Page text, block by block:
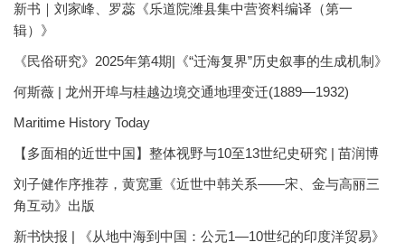
新书｜刘家峰、罗蕊《乐道院潍县集中营资料编译（第一
辑）》
《民俗研究》2025年第4期|《“迁海复界”历史叙事的生成机制》
何斯薇 | 龙州开埠与桂越边境交通地理变迁(1889—1932)
Maritime History Today
【多面相的近世中国】整体视野与10至13世纪史研究 | 苗润博
刘子健作序推荐，黄宽重《近世中韩关系——宋、金与高丽三
角互动》出版
新书快报 | 《从地中海到中国：公元1—10世纪的印度洋贸易》